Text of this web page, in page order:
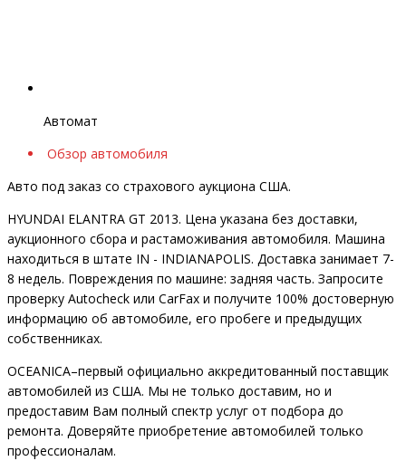
Автомат
Обзор автомобиля
Авто под заказ со страхового аукциона США.
HYUNDAI ELANTRA GT 2013. Цена указана без доставки,
аукционного сбора и растаможивания автомобиля. Машина
находиться в штате IN - INDIANAPOLIS. Доставка занимает 7-
8 недель. Повреждения по машине: задняя часть. Запросите
проверку Autocheck или CarFax и получите 100% достоверную
информацию об автомобиле, его пробеге и предыдущих
собственниках.
OCEANIСA–первый официально аккредитованный поставщик
автомобилей из США. Мы не только доставим, но и
предоставим Вам полный спектр услуг от подбора до
ремонта. Доверяйте приобретение автомобилей только
профессионалам.